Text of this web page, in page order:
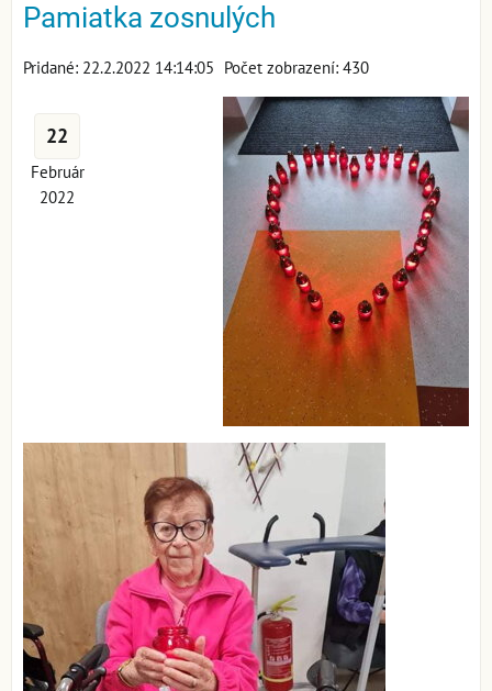
Pamiatka zosnulých
Pridané: 22.2.2022 14:14:05 Počet zobrazení: 430
22
Február
2022